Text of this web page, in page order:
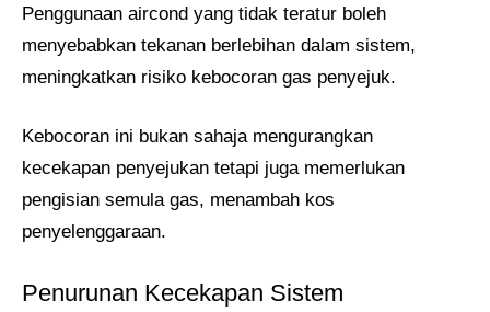
Penggunaan aircond yang tidak teratur boleh
menyebabkan tekanan berlebihan dalam sistem,
meningkatkan risiko kebocoran gas penyejuk.
Kebocoran ini bukan sahaja mengurangkan
kecekapan penyejukan tetapi juga memerlukan
pengisian semula gas, menambah kos
penyelenggaraan.
Penurunan Kecekapan Sistem